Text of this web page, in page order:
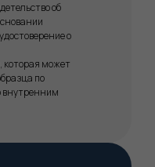
об
о
которая может
по
внутренним